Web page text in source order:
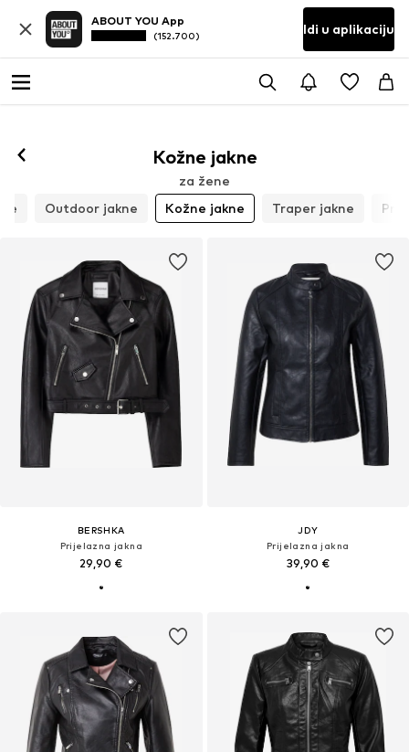
ABOUT YOU App
(152.700) Idi u aplikaciju
Kožne jakne
za žene
Outdoor jakne Kožne jakne Traper jakne
BERSHKA
Prijelazna jakna
29,90 €
JDY
Prijelazna jakna
39,90 €